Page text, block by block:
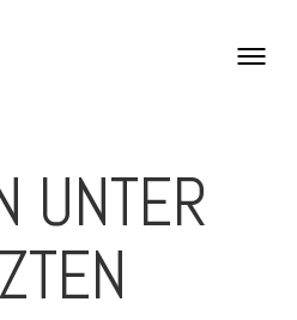
UNTER